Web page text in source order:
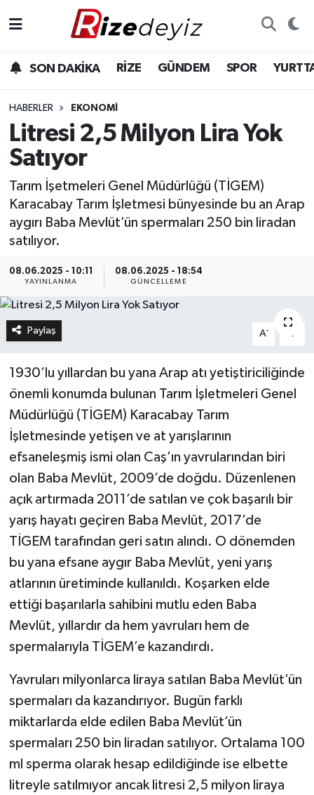
SON DAKİKA RİZE GÜNDEM SPOR
HABERLER EKONOMI
Litresi 2,5 Milyon Lira Yok
Satıyor
Tarım İşetmeleri Genel Müdürlüğü (TİGEM)
Karacabay Tarım İşletmesi bünyesinde bu an Arap
aygırı Baba Mevlüt’ün spermaları 250 bin liradan
satılıyor.
08.06.2025 - 10:11
YAYINLANMA
08.06.2025 - 18:54
GÜNCELLEME
Paylaş A- A
1930’lu yıllardan bu yana Arap atı yetiştiriciliğinde
önemli konumda bulunan Tarım İşletmeleri Genel
Müdürlüğü (TİGEM) Karacabay Tarım
İşletmesinde yetişen ve at yarışlarının
efsaneleşmiş ismi olan Caş’ın yavrularından biri
olan Baba Mevlüt, 2009’de doğdu. Düzenlenen
açık artırmada 2011’de satılan ve çok başarılı bir
yarış hayatı geçiren Baba Mevlüt, 2017’de
TİGEM tarafından geri satın alındı. O dönemden
bu yana efsane aygır Baba Mevlüt, yeni yarış
atlarının üretiminde kullanıldı. Koşarken elde
ettiği başarılarla sahibini mutlu eden Baba
Mevlüt, yıllardır da hem yavruları hem de
spermalarıyla TİGEM’e kazandırdı.
Yavruları milyonlarca liraya satılan Baba Mevlüt’ün
spermaları da kazandırıyor. Bugün farklı
miktarlarda elde edilen Baba Mevlüt’ün
spermaları 250 bin liradan satılıyor. Ortalama 100
ml sperma olarak hesap edildiğinde ise elbette
litreyle satılmıyor ancak litresi 2,5 milyon liraya
Gündem
Yurttan Haberler
Ekonomi
Teknoloji
Rize Hava Durumu
Rize Trafik Yoğunluk Haritası
Süper Lig Puan Durumu ve Fikstür
Tüm Manşetler
Son Dakika Haberleri
Haber Arşivi